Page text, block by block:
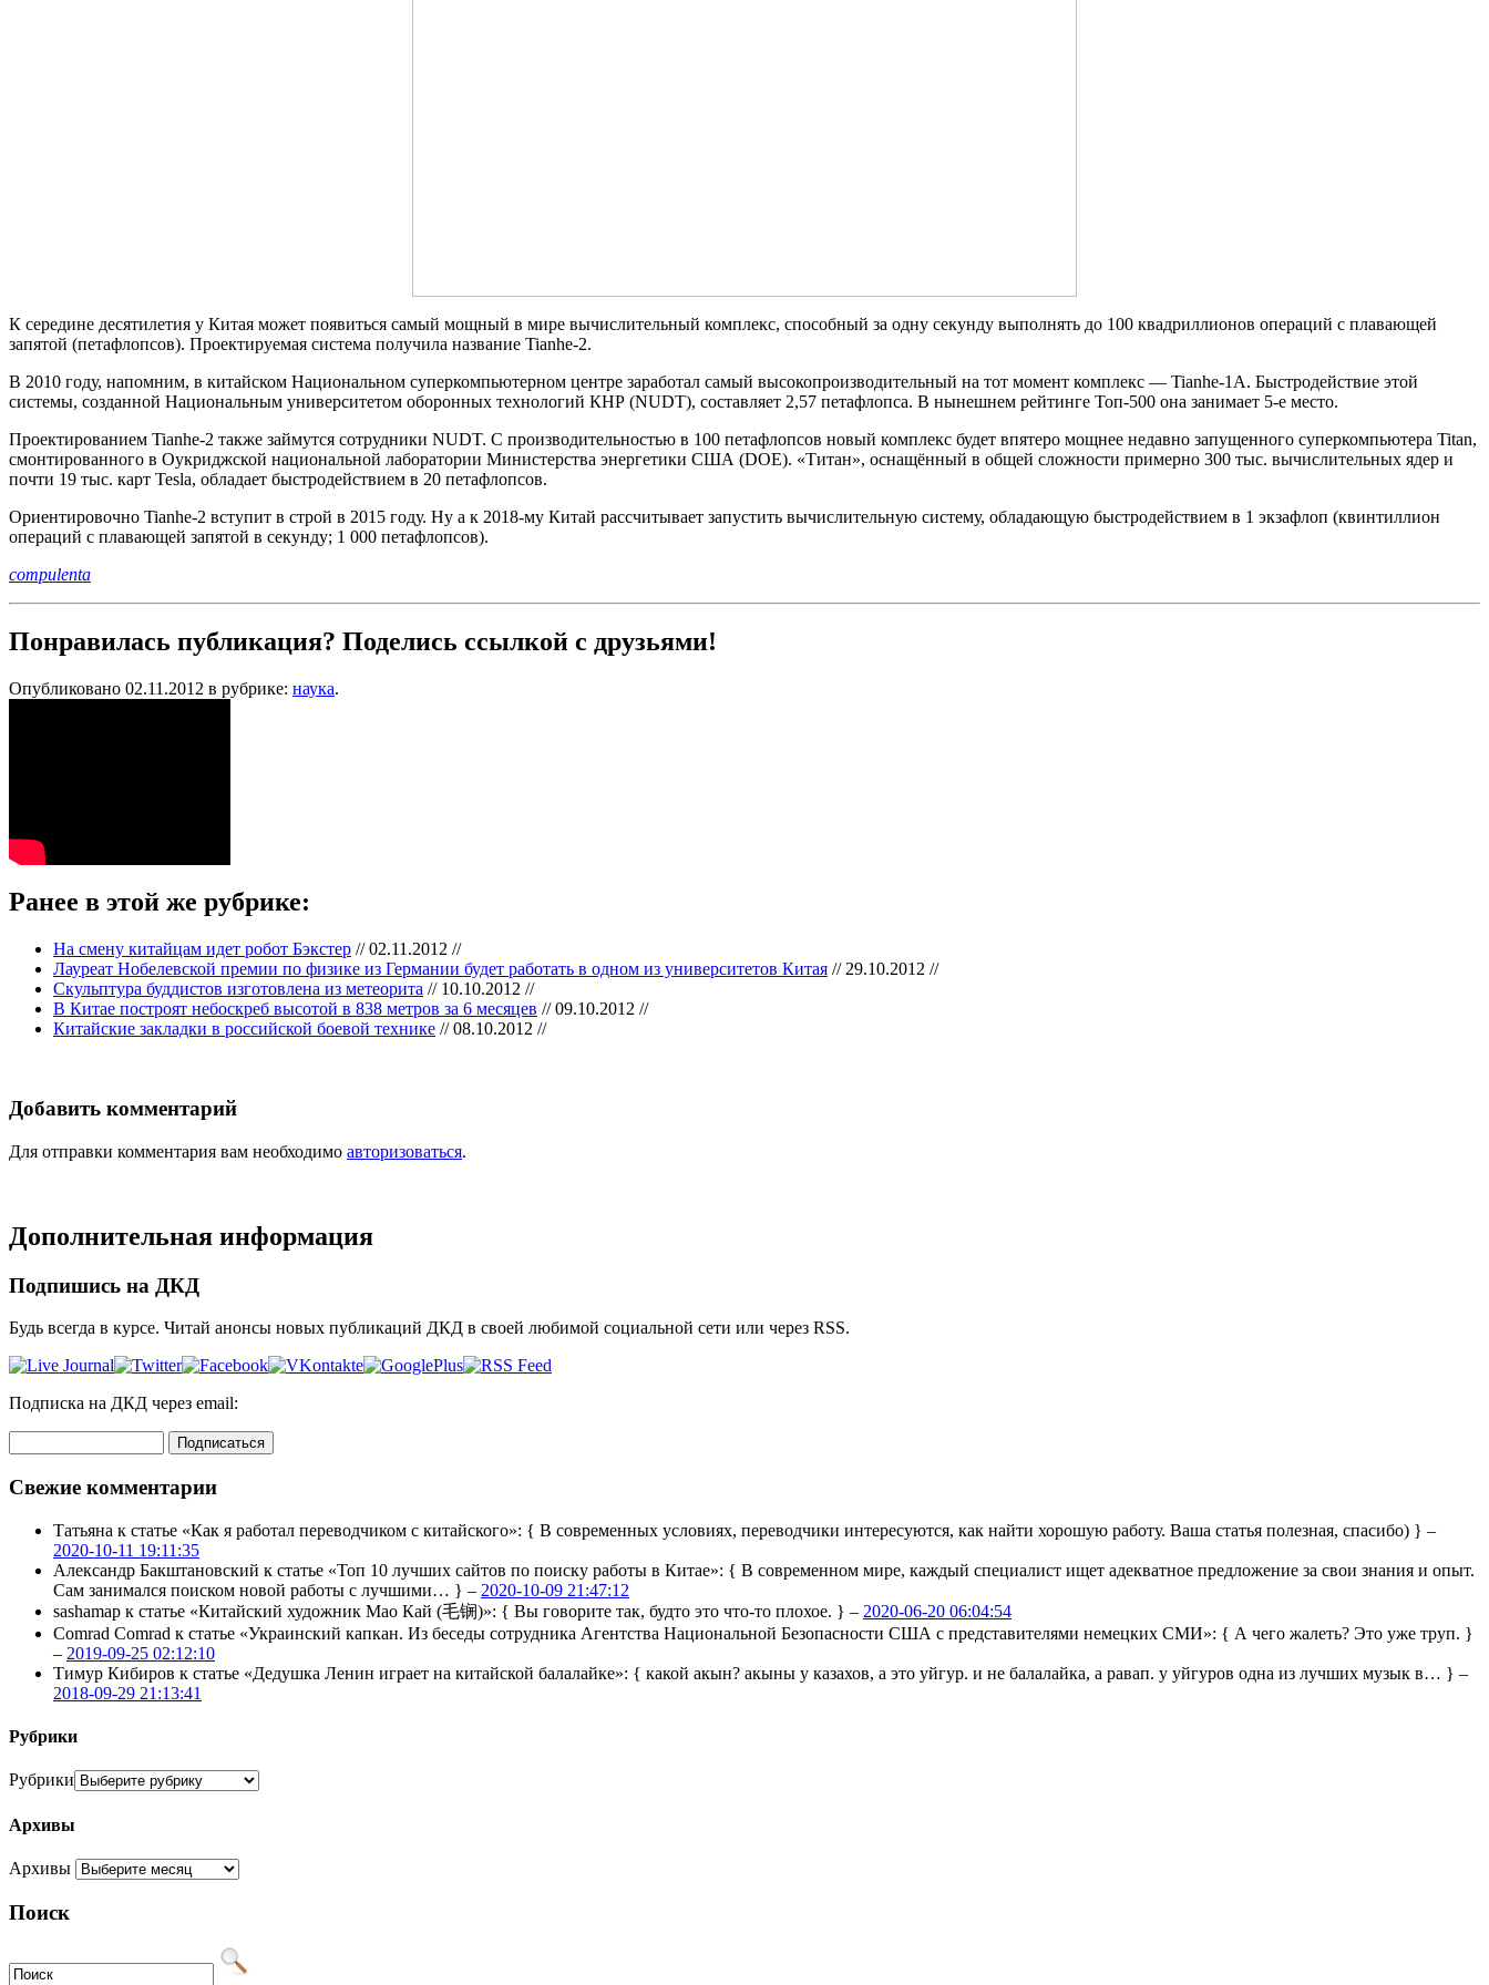
К середине десятилетия у Китая может появиться самый мощный в мире вычислительный комплекс, способный за одну секунду выполнять до 100 квадриллионов операций с плавающей
запятой (петафлопсов). Проектируемая система получила название Tianhe-2.
В 2010 году, напомним, в китайском Национальном суперкомпьютерном центре заработал самый высокопроизводительный на тот момент комплекс — Tianhe-1A. Быстродействие этой
системы, созданной Национальным университетом оборонных технологий КНР (NUDT), составляет 2,57 петафлопса. В нынешнем рейтинге Топ-500 она занимает 5-е место.
Проектированием Tianhe-2 также займутся сотрудники NUDT. С производительностью в 100 петафлопсов новый комплекс будет впятеро мощнее недавно запущенного суперкомпьютера Titan,
смонтированного в Оукриджской национальной лаборатории Министерства энергетики США (DOE). «Титан», оснащённый в общей сложности примерно 300 тыс. вычислительных ядер и
почти 19 тыс. карт Tesla, обладает быстродействием в 20 петафлопсов.
Ориентировочно Tianhe-2 вступит в строй в 2015 году. Ну а к 2018-му Китай рассчитывает запустить вычислительную систему, обладающую быстродействием в 1 экзафлоп (квинтиллион
операций с плавающей запятой в секунду; 1 000 петафлопсов).
compulenta
Понравилась публикация? Поделись ссылкой с друзьями!
Опубликовано 02.11.2012 в рубрике: наука.
Ранее в этой же рубрике:
На смену китайцам идет робот Бэкстер // 02.11.2012 //
Лауреат Нобелевской премии по физике из Германии будет работать в одном из университетов Китая // 29.10.2012 //
Скульптура буддистов изготовлена из метеорита // 10.10.2012 //
В Китае построят небоскреб высотой в 838 метров за 6 месяцев // 09.10.2012 //
Китайские закладки в российской боевой технике // 08.10.2012 //
Добавить комментарий
Для отправки комментария вам необходимо авторизоваться.
Дополнительная информация
Подпишись на ДКД
Будь всегда в курсе. Читай анонсы новых публикаций ДКД в своей любимой социальной сети или через RSS.
Подписка на ДКД через email:
Свежие комментарии
Татьяна к статье «Как я работал переводчиком с китайского»: { В современных условиях, переводчики интересуются, как найти хорошую работу. Ваша статья полезная, спасибо) } –
2020-10-11 19:11:35
Александр Бакштановский к статье «Топ 10 лучших сайтов по поиску работы в Китае»: { В современном мире, каждый специалист ищет адекватное предложение за свои знания и опыт.
Сам занимался поиском новой работы с лучшими… } – 2020-10-09 21:47:12
sashamap к статье «Китайский художник Мао Кай (毛锎)»: { Вы говорите так, будто это что-то плохое. } – 2020-06-20 06:04:54
Comrad Comrad к статье «Украинский капкан. Из беседы сотрудника Агентства Национальной Безопасности США с представителями немецких СМИ»: { А чего жалеть? Это уже труп. }
– 2019-09-25 02:12:10
Тимур Кибиров к статье «Дедушка Ленин играет на китайской балалайке»: { какой акын? акыны у казахов, а это уйгур. и не балалайка, а равап. у уйгуров одна из лучших музык в… } –
2018-09-29 21:13:41
Рубрики
Рубрики
Архивы
Архивы
Поиск